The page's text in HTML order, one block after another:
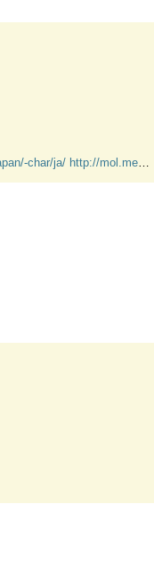
char/ja/ http://mol.medicalonline.jp/library/archive/select?jo=ed9jmded